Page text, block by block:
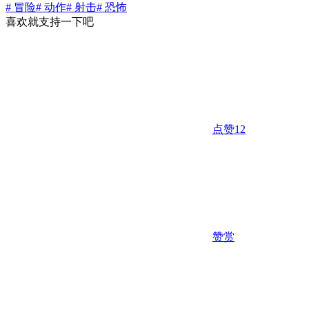
# 冒险# 动作# 射击# 恐怖
喜欢就支持一下吧
点赞12
赞赏